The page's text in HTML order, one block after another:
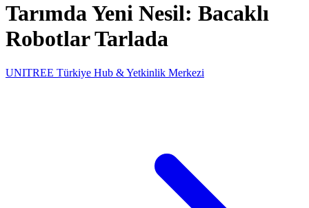
Tarımda Yeni Nesil: Bacaklı
Robotlar Tarlada
UNITREE Türkiye Hub & Yetkinlik Merkezi